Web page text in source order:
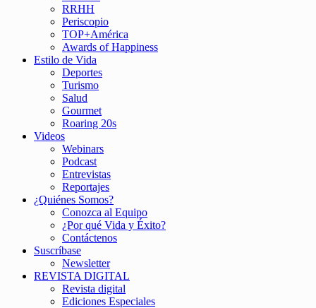
RRHH
Periscopio
TOP+América
Awards of Happiness
Estilo de Vida
Deportes
Turismo
Salud
Gourmet
Roaring 20s
Videos
Webinars
Podcast
Entrevistas
Reportajes
¿Quiénes Somos?
Conozca al Equipo
¿Por qué Vida y Éxito?
Contáctenos
Suscríbase
Newsletter
REVISTA DIGITAL
Revista digital
Ediciones Especiales